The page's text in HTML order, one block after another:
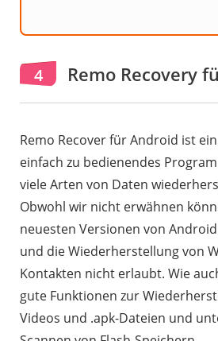
4 Remo Recovery
Remo Recover für Android ist
einfach zu bedienendes
viele Arten von Daten
Obwohl wir nicht erwähnen
neuesten Versionen von
und die Wiederherstellung von
Kontakten nicht erlaubt. Wie
gute Funktionen zur
Videos und .apk-Dateien und